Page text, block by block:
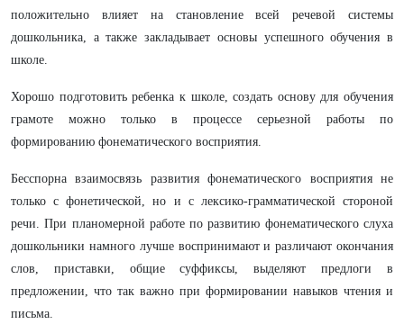
положительно влияет на становление всей речевой системы
дошкольника, а также закладывает основы успешного обучения в
школе.
Хорошо подготовить ребенка к школе, создать основу для обучения
грамоте можно только в процессе серьезной работы по
формированию фонематического восприятия.
Бесспорна взаимосвязь развития фонематического восприятия не
только с фонетической, но и с лексико-грамматической стороной
речи. При планомерной работе по развитию фонематического слуха
дошкольники намного лучше воспринимают и различают окончания
слов, приставки, общие суффиксы, выделяют предлоги в
предложении, что так важно при формировании навыков чтения и
письма.